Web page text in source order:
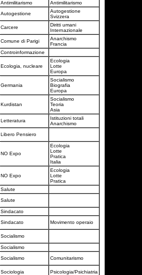
Antimilitarismo
Antimilitarismo
Autogestione
Autogestione
Svizzera
Carcere
Diritti umani
Internazionale
Comune di Parigi
Anarchismo
Francia
Controinformazione
Ecologia, nucleare
Ecologia
Lotte
Europa
Germania
Socialismo
Biografia
Europa
Kurdistan
Socialismo
Teoria
Asia
Letteratura
Istituzioni totali
Anarchismo
Libero Pensiero
NO Expo
Ecologia
Lotte
Pratica
Italia
NO Expo
Ecologia
Lotte
Pratica
Salute
Salute
Sindacato
Sindacato Movimento operaio
Socialismo
Socialismo
Socialismo Comunitarismo
Sociologia Psicologia/Psichiatria